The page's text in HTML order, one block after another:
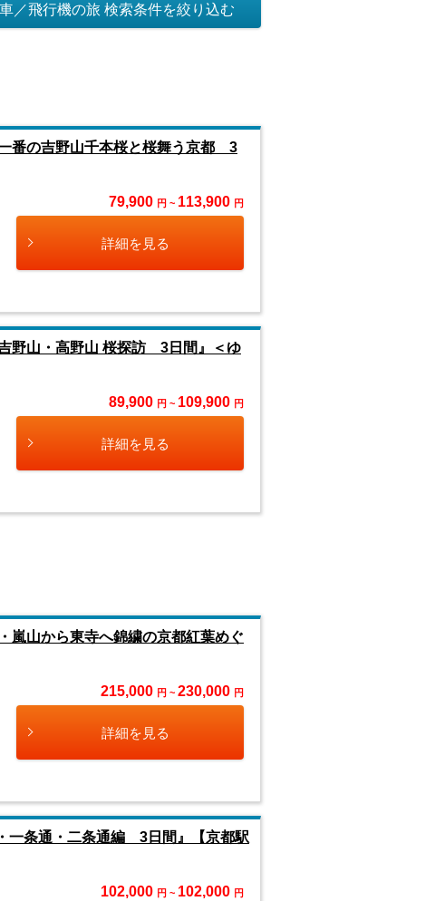
／飛行機の旅 検索条件を絞り込む
番の吉野山千本桜と桜舞う京都 3
79,900 円 ~ 113,900 円
詳細を見る
野山・高野山 桜探訪 3日間』＜ゆ
89,900 円 ~ 109,900 円
詳細を見る
嵐山から東寺へ錦繍の京都紅葉めぐ
215,000 円 ~ 230,000 円
詳細を見る
一条通・二条通編 3日間』【京都駅
102,000 円 ~ 102,000 円